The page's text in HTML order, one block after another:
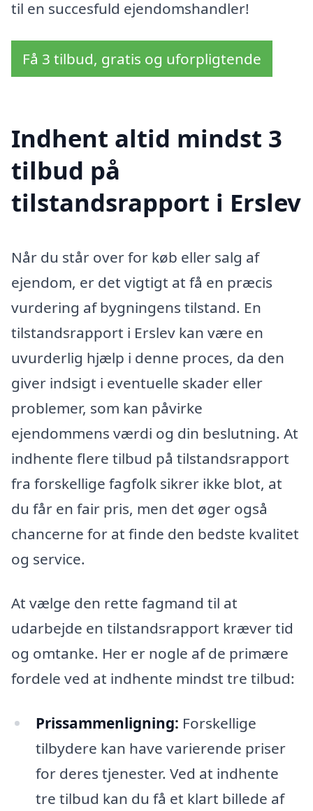
til en succesfuld ejendomshandler!
Få 3 tilbud, gratis og uforpligtende
Indhent altid mindst 3
tilbud på
tilstandsrapport i Erslev
Når du står over for køb eller salg af
ejendom, er det vigtigt at få en præcis
vurdering af bygningens tilstand. En
tilstandsrapport i Erslev kan være en
uvurderlig hjælp i denne proces, da den
giver indsigt i eventuelle skader eller
problemer, som kan påvirke
ejendommens værdi og din beslutning. At
indhente flere tilbud på tilstandsrapport
fra forskellige fagfolk sikrer ikke blot, at
du får en fair pris, men det øger også
chancerne for at finde den bedste kvalitet
og service.
At vælge den rette fagmand til at
udarbejde en tilstandsrapport kræver tid
og omtanke. Her er nogle af de primære
fordele ved at indhente mindst tre tilbud:
Prissammenligning: Forskellige
tilbydere kan have varierende priser
for deres tjenester. Ved at indhente
tre tilbud kan du få et klart billede af